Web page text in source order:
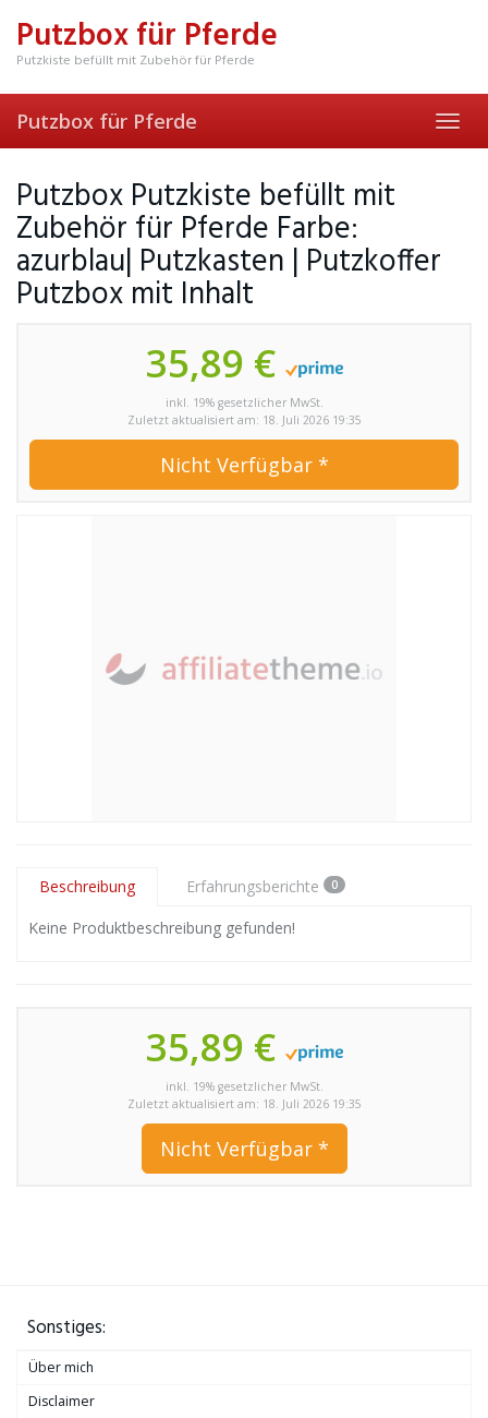
mainPutzbox für Pferde
Putzkiste befüllt mit Zubehör für Pferde
Putzbox für Pferde
Putzbox Putzkiste befüllt mit
Zubehör für Pferde Farbe:
azurblau| Putzkasten | Putzkoffer
Putzbox mit Inhalt
35,89 €
inkl. 19% gesetzlicher MwSt.
Zuletzt aktualisiert am: 18. Juli 2026 19:35
Nicht Verfügbar *
Beschreibung Erfahrungsberichte 0
Keine Produktbeschreibung gefunden!
35,89 €
inkl. 19% gesetzlicher MwSt.
Zuletzt aktualisiert am: 18. Juli 2026 19:35
Nicht Verfügbar *
Sonstiges:
Über mich
Disclaimer